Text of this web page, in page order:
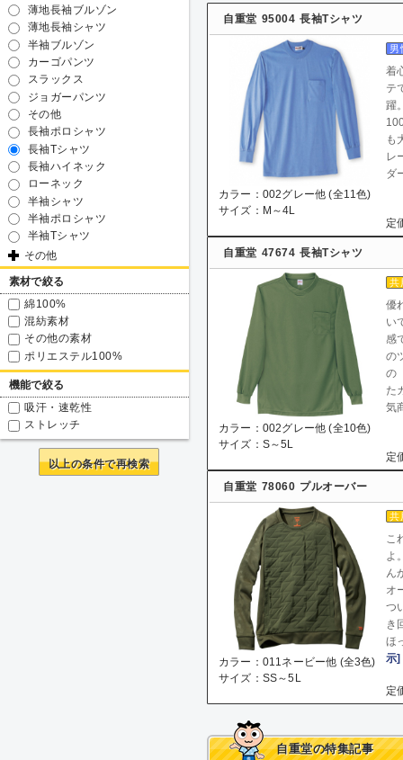
自重堂 95004 長袖Tシャツ
カラー：002グレー他 (全11色)
サイズ：M～4L
男
着
テ
躍
も
レ
ダ
定
自重堂 47674 長袖Tシャツ
カラー：002グレー他 (全10色)
サイズ：S～5L
共
優
い
感
の
の
た
気
定
自重堂 78060 プルオーバー
カラー：011ネービー他 (全3色)
サイズ：SS～5L
共
こ
よ
ん
オ
つ
き
ほ
示]
定
自重堂の特集記事
薄地長袖ブルゾン
薄地長袖シャツ
半袖ブルゾン
カーゴパンツ
スラックス
ジョガーパンツ
その他
長袖ポロシャツ
長袖Tシャツ
長袖ハイネック
ローネック
半袖シャツ
半袖ポロシャツ
半袖Tシャツ
その他
素材で絞る
綿100%
混紡素材
その他の素材
ポリエステル100%
機能で絞る
吸汗・速乾性
ストレッチ
以上の条件で再検索